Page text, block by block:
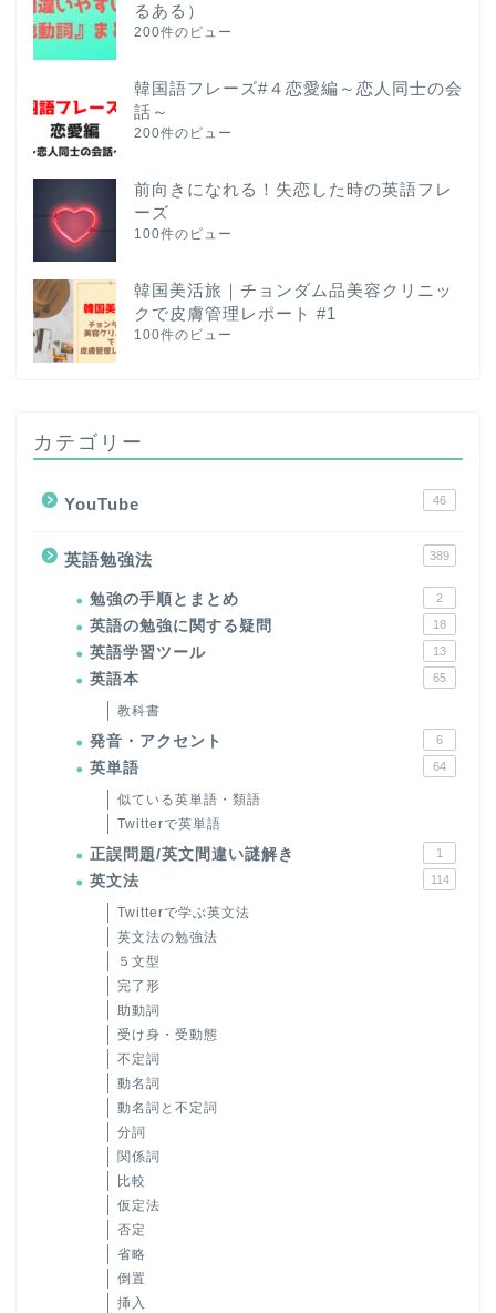
るある）
200件のビュー
韓国語フレーズ#４恋愛編～恋人同士の会
話～
200件のビュー
前向きになれる！失恋した時の英語フレ
ーズ
100件のビュー
韓国美活旅｜チョンダム品美容クリニッ
クで皮膚管理レポート #1
100件のビュー
カテゴリー
YouTube 46
英語勉強法 389
勉強の手順とまとめ 2
英語の勉強に関する疑問 18
英語学習ツール 13
英語本 65
教科書
発音・アクセント 6
英単語 64
似ている英単語・類語
Twitterで英単語
正誤問題/英文間違い謎解き 1
英文法 114
Twitterで学ぶ英文法
英文法の勉強法
５文型
完了形
助動詞
受け身・受動態
不定詞
動名詞
動名詞と不定詞
分詞
関係詞
比較
仮定法
否定
省略
倒置
挿入